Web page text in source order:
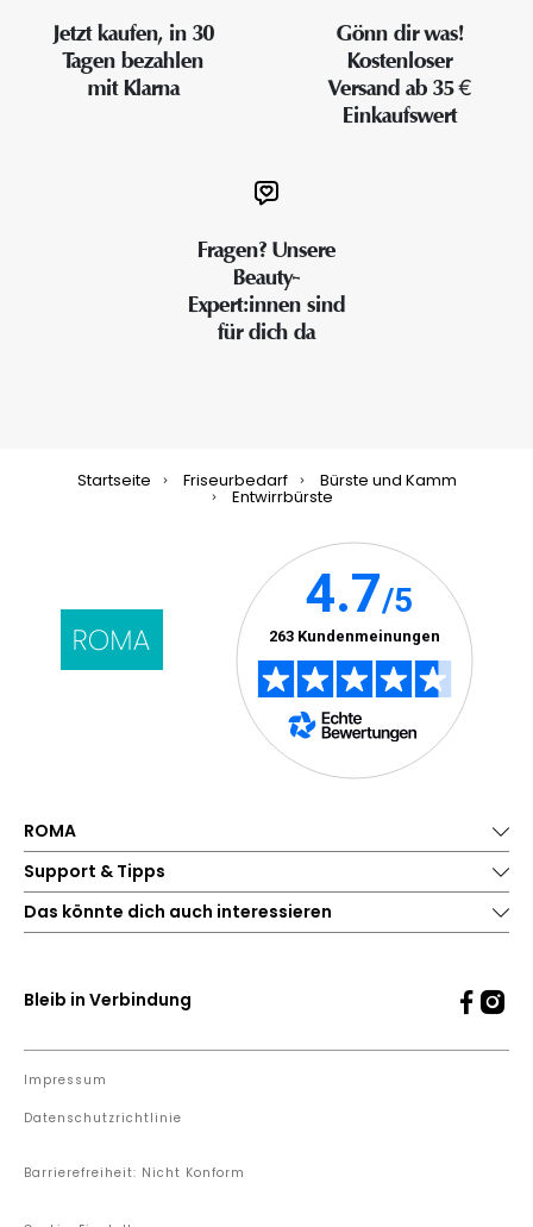
Jetzt kaufen, in 30
Tagen bezahlen
mit Klarna
Gönn dir was!
Kostenloser
Versand ab 35 €
Einkaufswert
Fragen? Unsere
Beauty-
Expert:innen sind
für dich da
Startseite Friseurbedarf Bürste und Kamm
Entwirrbürste
ROMA
Support & Tipps
Das könnte dich auch interessieren
Bleib in Verbindung
Impressum
Datenschutzrichtlinie
Barrierefreiheit: Nicht Konform